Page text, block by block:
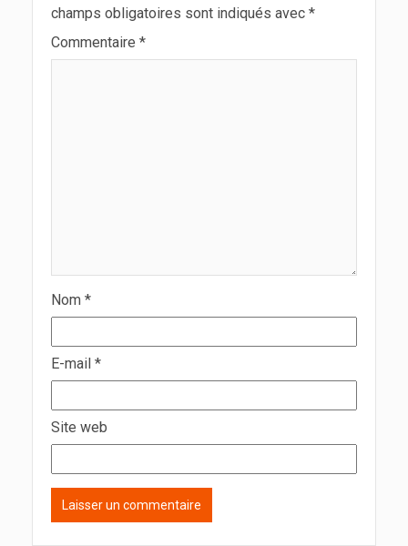
champs obligatoires sont indiqués avec *
Commentaire *
Nom *
E-mail *
Site web